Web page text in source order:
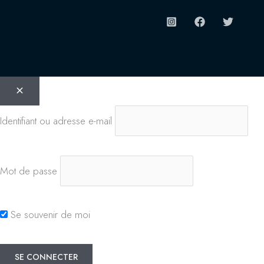
Identifiant ou adresse e-mail
Mot de passe
Se souvenir de moi